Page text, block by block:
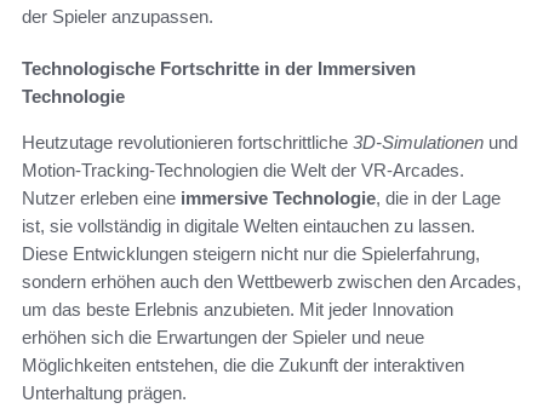
der Spieler anzupassen.
Technologische Fortschritte in der Immersiven
Technologie
Heutzutage revolutionieren fortschrittliche 3D-Simulationen und
Motion-Tracking-Technologien die Welt der VR-Arcades.
Nutzer erleben eine immersive Technologie, die in der Lage
ist, sie vollständig in digitale Welten eintauchen zu lassen.
Diese Entwicklungen steigern nicht nur die Spielerfahrung,
sondern erhöhen auch den Wettbewerb zwischen den Arcades,
um das beste Erlebnis anzubieten. Mit jeder Innovation
erhöhen sich die Erwartungen der Spieler und neue
Möglichkeiten entstehen, die die Zukunft der interaktiven
Unterhaltung prägen.